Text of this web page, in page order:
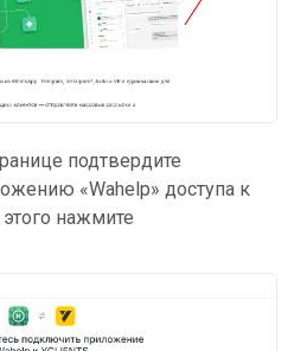
подтвердите
«Wahelp» доступа к
нажмите